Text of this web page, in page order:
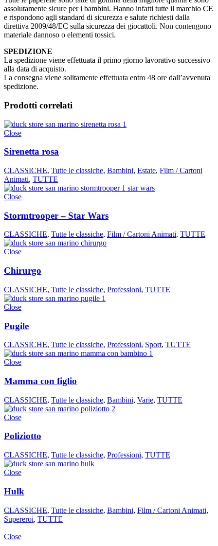
assolutamente sicure per i bambini. Hanno infatti tutte il marchio CE
e rispondono agli standard di sicurezza e salute richiesti dalla
direttiva 2009/48/EC sulla sicurezza dei giocattoli. Non contengono
materiale dannoso o elementi tossici.
SPEDIZIONE
La spedizione viene effettuata il primo giorno lavorativo successivo
alla data di acquisto.
La consegna viene solitamente effettuata entro 48 ore dall’avvenuta
spedizione.
Prodotti correlati
Close
Sirenetta rosa
CLASSICHE, Tutte le classiche, Bambini, Estate, Film / Cartoni
Animati, TUTTE
Close
Stormtrooper – Star Wars
CLASSICHE, Tutte le classiche, Film / Cartoni Animati, TUTTE
Close
Chirurgo
CLASSICHE, Tutte le classiche, Professioni, TUTTE
Close
Pugile
CLASSICHE, Tutte le classiche, Professioni, Sport, TUTTE
Close
Mamma con figlio
CLASSICHE, Tutte le classiche, Bambini, Varie, TUTTE
Close
Poliziotto
CLASSICHE, Tutte le classiche, Professioni, TUTTE
Close
Hulk
CLASSICHE, Tutte le classiche, Bambini, Film / Cartoni Animati,
Supereroi, TUTTE
Close